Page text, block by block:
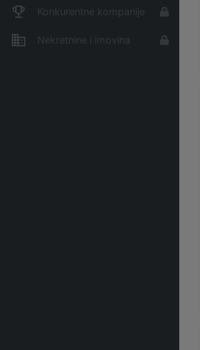
Konkurentne kompanije
Nekretnine i imovina